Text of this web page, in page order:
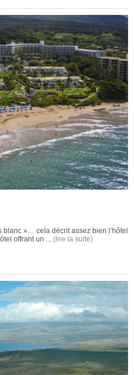
»… cela décrit assez bien l’hôtel
offrant un ... (lire la suite)